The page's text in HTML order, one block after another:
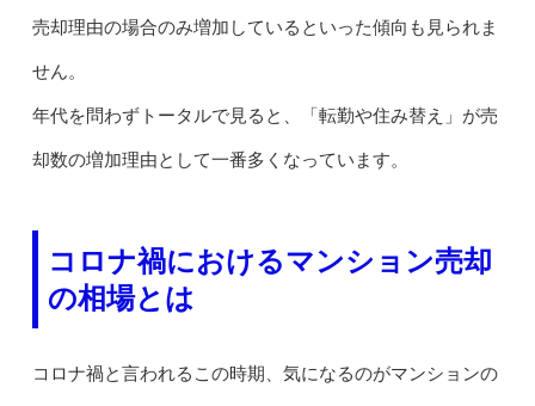
売却理由の場合のみ増加しているといった傾向も見られま
せん。
年代を問わずトータルで見ると、「転勤や住み替え」が売
却数の増加理由として一番多くなっています。
コロナ禍におけるマンション売却
の相場とは
コロナ禍と言われるこの時期、気になるのがマンションの